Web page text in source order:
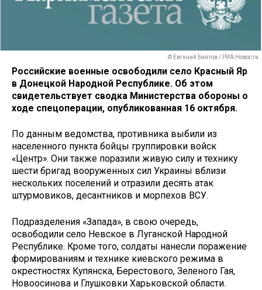
© Евгений Биятов / РИА Новости
Российские военные освободили село Красный Яр
в Донецкой Народной Республике. Об этом
свидетельствует сводка Министерства обороны о
ходе спецоперации, опубликованная 16 октября.
По данным ведомства, противника выбили из
населенного пункта бойцы группировки войск
«Центр». Они также поразили живую силу и технику
шести бригад вооруженных сил Украины вблизи
нескольких поселений и отразили десять атак
штурмовиков, десантников и морпехов ВСУ.
Подразделения «Запада», в свою очередь,
освободили село Невское в Луганской Народной
Республике. Кроме того, солдаты нанесли поражение
формированиям и технике киевского режима в
окрестностях Купянска, Берестового, Зеленого Гая,
Новоосинова и Глушковки Харьковской области.